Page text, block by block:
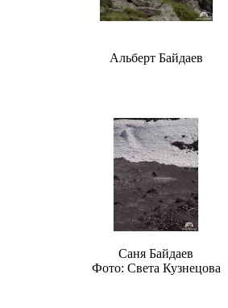
Альберт Байдаев
Саня Байдаев
Фото: Света Кузнецова